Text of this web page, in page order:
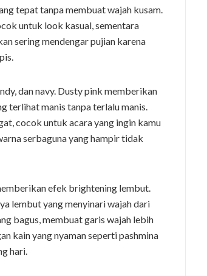
tepat tanpa membuat wajah kusam.
untuk look kasual, sementara
sering mendengar pujian karena
dan navy. Dusty pink memberikan
terlihat manis tanpa terlalu manis.
cocok untuk acara yang ingin kamu
serbaguna yang hampir tidak
efek brightening lembut.
lembut yang menyinari wajah dari
bagus, membuat garis wajah lebih
kain yang nyaman seperti pashmina
hari.